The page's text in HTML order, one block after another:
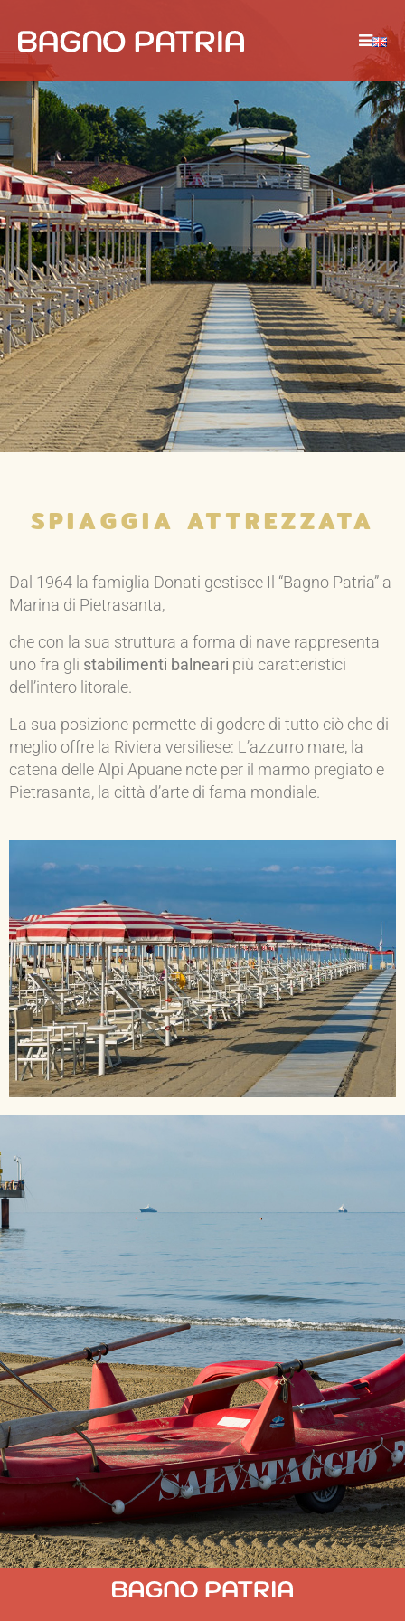
SPIAGGIA ATTREZZATA
Dal 1964 la famiglia Donati gestisce Il “Bagno Patria” a
Marina di Pietrasanta,
che con la sua struttura a forma di nave rappresenta
uno fra gli stabilimenti balneari più caratteristici
dell’intero litorale.
La sua posizione permette di godere di tutto ciò che di
meglio offre la Riviera versiliese: L’azzurro mare, la
catena delle Alpi Apuane note per il marmo pregiato e
Pietrasanta, la città d’arte di fama mondiale.